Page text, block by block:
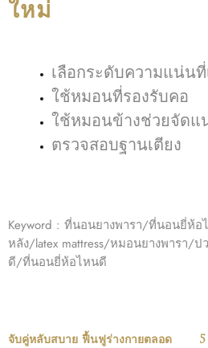
ใหม่
เลือกระดับความแน่น
ใช้หมอนที่รองรับคอ
ใช้หมอนข้างช่วยจัดแ
ตรวจสอบฐานเตียง
Keyword : ที่นอนยางพารา/ที่นอนยี่ห้
หลัง/latex mattress/หมอนยางพารา/
ดี/ที่นอนยี่ห้อไหนดี
จับคู่หลับสบาย ฟื้นฟูร่างกายตลอด